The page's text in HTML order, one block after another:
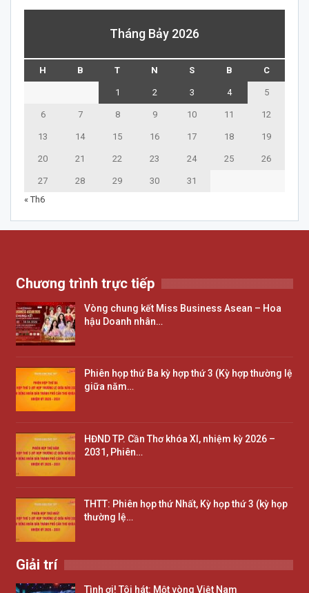
Tháng Bảy 2026
H B T N S B C
1 2 3 4 5
6 7 8 9 10 11 12
13 14 15 16 17 18 19
20 21 22 23 24 25 26
27 28 29 30
31
« Th6
Chương trình trực tiếp
Vòng chung kết Miss Business Asean – Hoa
hậu Doanh nhân…
Phiên họp thứ Ba kỳ hợp thứ 3 (Kỳ hợp thường lệ
giữa năm…
HĐND TP. Cần Thơ khóa XI, nhiệm kỳ 2026 –
2031, Phiên…
THTT: Phiên họp thứ Nhất, Kỳ họp thứ 3 (kỳ họp
thường lệ…
Giải trí
Tình ơi! Tôi hát: Một vòng Việt Nam